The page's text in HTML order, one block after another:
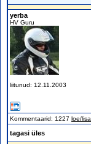
yerba
HV Guru
liitunud: 12.11.2003
Kommentaarid: 1227 loe/lisa
tagasi üles